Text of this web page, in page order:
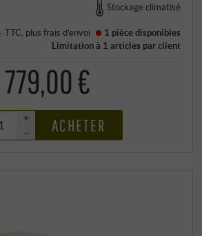
Stockage climatisé
·TTC , plusfrais d’envoi 1 piècedisponibles
Limitation à 1 articles par client
779,00 €
+
–
ACHETER